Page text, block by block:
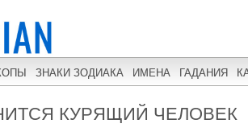
ЗНАКИ ЗОДИАКА ИМЕНА ГАДАНИЯ
КУРЯЩИЙ ЧЕЛОВЕК